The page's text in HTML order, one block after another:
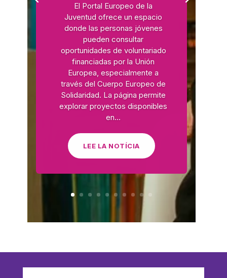
El Portal Europeo de la
Juventud ofrece un espacio
donde las personas jóvenes
pueden consultar
oportunidades de voluntariado
financiadas por la Unión
Europea, especialmente a
través del Cuerpo Europeo de
Solidaridad. La página permite
explorar proyectos disponibles
en…
LEE LA NOTÍCIA
La Fundació
L'equip
Missió i valors
Memòria d'activitats
Proposta educativa
ACTUALITAT
Notícies